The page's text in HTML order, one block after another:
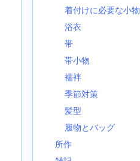
着付けに必要な小物
浴衣
帯
帯小物
襦袢
季節対策
髪型
履物とバッグ
所作